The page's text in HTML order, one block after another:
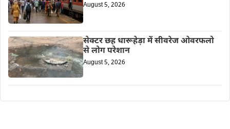
August 5, 2026
सेक्टर छह धारूहेड़ा में सीवरेज ओवरफलो
से लोग परेशान
August 5, 2026